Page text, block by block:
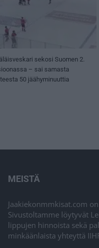
sekosi Suomen 2.
– sai samasta
50 jäähyminuuttia
MEISTÄ
Jaakiekonmmkisat.com
Sivustoltamme löytyvät
lippujen hinnoista sekä
minkäänlaista yhteyttä